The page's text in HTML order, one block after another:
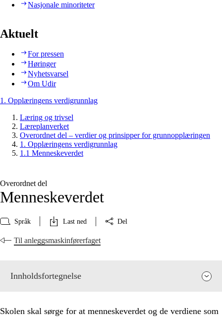
Nasjonale minoriteter
Aktuelt
For pressen
Høringer
Nyhetsvarsel
Om Udir
1. Opplæringens verdigrunnlag
Læring og trivsel
Læreplanverket
Overordnet del – verdier og prinsipper for grunnopplæringen
1. Opplæringens verdigrunnlag
1.1 Menneskeverdet
Overordnet del
Menneskeverdet
Språk Last ned Del
Til anleggsmaskinførerfaget
Innholdsfortegnelse
Skolen skal sørge for at menneskeverdet og de verdiene som